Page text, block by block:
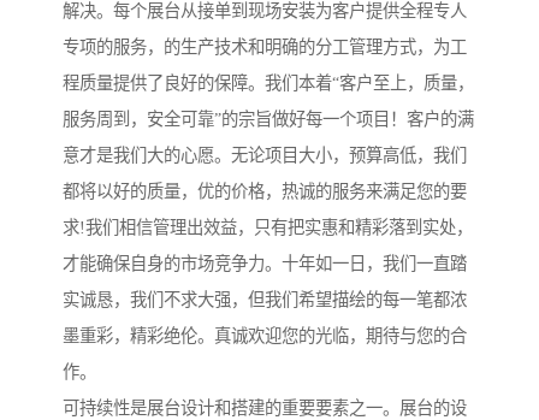
解决。每个展台从接单到现场安装为客户提供全程专人
专项的服务，的生产技术和明确的分工管理方式，为工
程质量提供了良好的保障。我们本着“客户至上，质量，
服务周到，安全可靠”的宗旨做好每一个项目！客户的满
意才是我们大的心愿。无论项目大小，预算高低，我们
都将以好的质量，优的价格，热诚的服务来满足您的要
求!我们相信管理出效益，只有把实惠和精彩落到实处，
才能确保自身的市场竞争力。十年如一日，我们一直踏
实诚恳，我们不求大强，但我们希望描绘的每一笔都浓
墨重彩，精彩绝伦。真诚欢迎您的光临，期待与您的合
作。
可持续性是展台设计和搭建的重要要素之一。展台的设